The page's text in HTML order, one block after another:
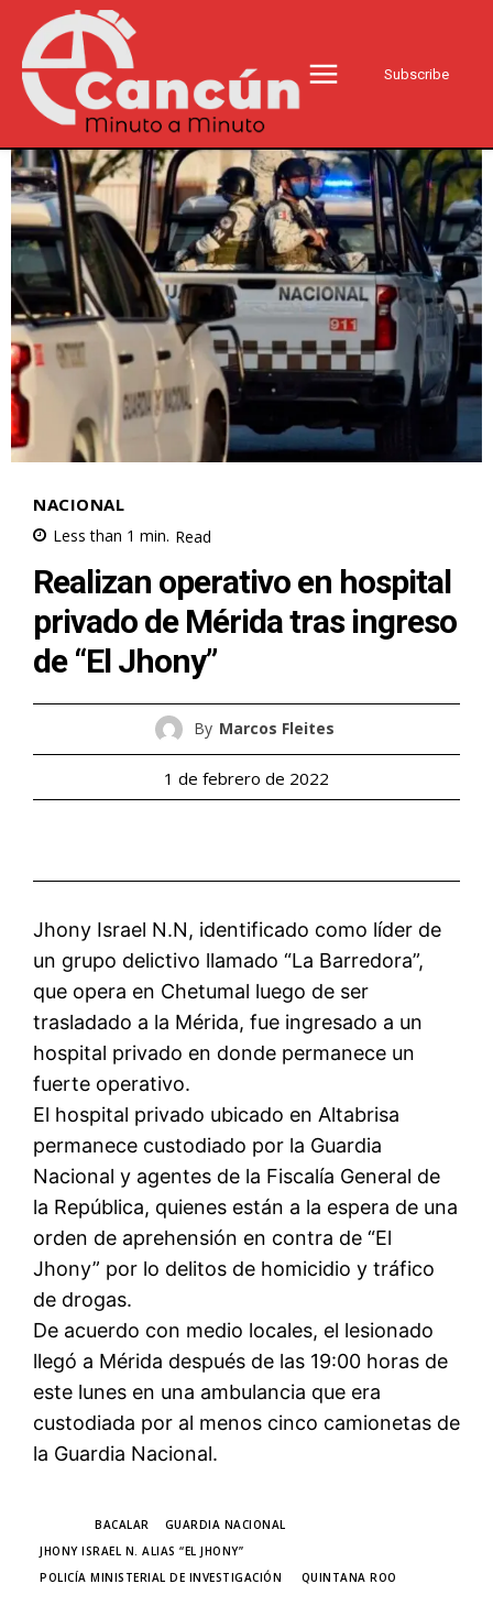
Subscribe
NACIONAL
Less than 1 min. Read
Realizan operativo en hospital
privado de Mérida tras ingreso
de “El Jhony”
By Marcos Fleites
1 de febrero de 2022
Jhony Israel N.N, identificado como líder de
un grupo delictivo llamado “La Barredora”,
que opera en Chetumal luego de ser
trasladado a la Mérida, fue ingresado a un
hospital privado en donde permanece un
fuerte operativo.
El hospital privado ubicado en Altabrisa
permanece custodiado por la Guardia
Nacional y agentes de la Fiscalía General de
la República, quienes están a la espera de una
orden de aprehensión en contra de “El
Jhony” por lo delitos de homicidio y tráfico
de drogas.
De acuerdo con medio locales, el lesionado
llegó a Mérida después de las 19:00 horas de
este lunes en una ambulancia que era
custodiada por al menos cinco camionetas de
la Guardia Nacional.
BACALAR
GUARDIA NACIONAL
JHONY ISRAEL N. ALIAS “EL JHONY”
POLICÍA MINISTERIAL DE INVESTIGACIÓN
QUINTANA ROO